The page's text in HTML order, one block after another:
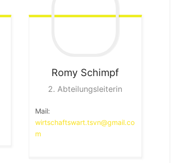
Romy Schimpf
2. Abteilungsleiterin
Mail:
wirtschaftswart.tsvn@gmail.co
m